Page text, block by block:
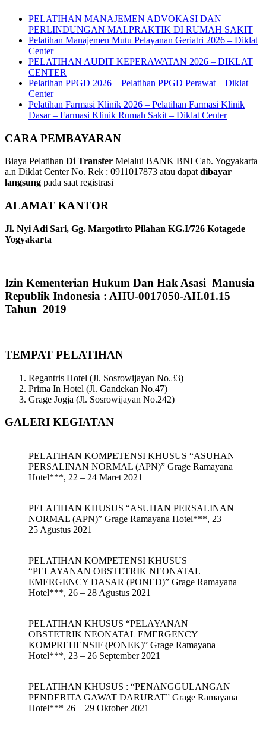
PELATIHAN MANAJEMEN ADVOKASI DAN
PERLINDUNGAN MALPRAKTIK DI RUMAH SAKIT
Pelatihan Manajemen Mutu Pelayanan Geriatri 2026 – Diklat
Center
PELATIHAN AUDIT KEPERAWATAN 2026 – DIKLAT
CENTER
Pelatihan PPGD 2026 – Pelatihan PPGD Perawat – Diklat
Center
Pelatihan Farmasi Klinik 2026 – Pelatihan Farmasi Klinik
Dasar – Farmasi Klinik Rumah Sakit – Diklat Center
CARA PEMBAYARAN
Biaya Pelatihan Di Transfer Melalui BANK BNI Cab. Yogyakarta
a.n Diklat Center No. Rek : 0911017873 atau dapatdibayar
langsung pada saat registrasi
ALAMAT KANTOR
Jl. Nyi Adi Sari, Gg. Margotirto Pilahan KG.I/726 Kotagede
Yogyakarta
Izin Kementerian Hukum Dan Hak Asasi Manusia
Republik Indonesia : AHU-0017050-AH.01.15
Tahun 2019
TEMPAT PELATIHAN
Regantris Hotel (Jl. Sosrowijayan No.33)
Prima In Hotel (Jl. Gandekan No.47)
Grage Jogja (Jl. Sosrowijayan No.242)
GALERI KEGIATAN
PELATIHAN KOMPETENSI KHUSUS “ASUHAN
PERSALINAN NORMAL (APN)” Grage Ramayana
Hotel***, 22 – 24 Maret 2021
PELATIHAN KHUSUS “ASUHAN PERSALINAN
NORMAL (APN)” Grage Ramayana Hotel***, 23 –
25 Agustus 2021
PELATIHAN KOMPETENSI KHUSUS
“PELAYANAN OBSTETRIK NEONATAL
EMERGENCY DASAR (PONED)” Grage Ramayana
Hotel***, 26 – 28 Agustus 2021
PELATIHAN KHUSUS “PELAYANAN
OBSTETRIK NEONATAL EMERGENCY
KOMPREHENSIF (PONEK)” Grage Ramayana
Hotel***, 23 – 26 September 2021
PELATIHAN KHUSUS : “PENANGGULANGAN
PENDERITA GAWAT DARURAT” Grage Ramayana
Hotel*** 26 – 29 Oktober 2021